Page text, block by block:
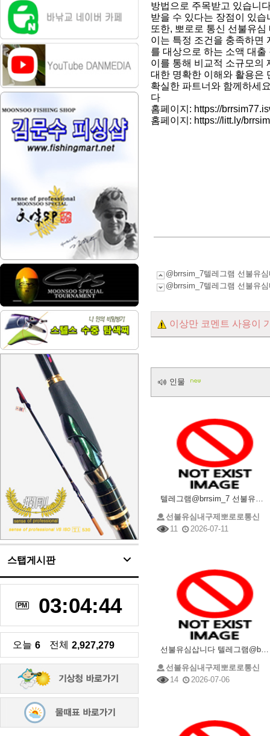
스탭게시판
PM 03:04:45
오늘 6 전체 2,927,279
방법으로 주목받고 있습니
받을 수 있다는 장점이 있습
또한, 뽀로로 통신 선불유
이는 특정 조건을 충족하면
를 대상으로 하는 소액 대
이를 통해 비교적 소규모의
대한 명확한 이해와 활용은
확실한 파트너와 함께하세
다
홈페이지: https://
홈페이지: https://litt.ly/
@brrsim_7텔레그램 선불유
@brrsim_7텔레그램 선불유
이상만 코멘트 사용이
인물
텔레그램@brrsim_7 선불유심내구제 선불유심매입 뽀로로통신 정부지원긴급생계비 소액급전 선불유심구
선불유심내구제뽀로로통신
11
2026-07-11
선불유심삽니다 텔레그램@brrsim_7 선불유심내구제 뽀로로통신 선불유심매입 선불유심구매 소액내구제
선불유심내구제뽀로로통신
14
2026-07-06